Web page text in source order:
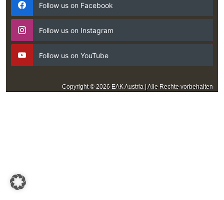
Follow us on Facebook
Follow us on Instagram
Follow us on YouTube
Copyright © 2026 EAK Austria | Alle Rechte vorbehalten